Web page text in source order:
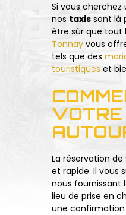
Si vous cherchez
nos taxis sont là
être sûr que tout
Tonnay vous
tels que des
touristiques et
VOTRE
La réservation de
et rapide. Il vous
nous fournissant
lieu de prise en
une confirmation